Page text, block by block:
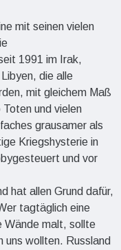
mit seinen vielen
1991 im Irak,
die alle
mit gleichem Maß
und vielen
grausamer als
Kriegshysterie in
und vor
hat allen Grund dafür,
tagtäglich eine
Wände malt, sollte
uns wollten. Russland